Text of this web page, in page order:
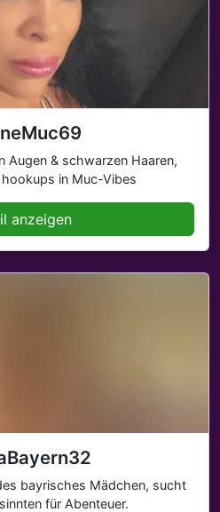
Augen & schwarzen Haaren,
hookups in Muc-Vibes
anzeigen
bayrisches Mädchen, sucht
für Abenteuer.